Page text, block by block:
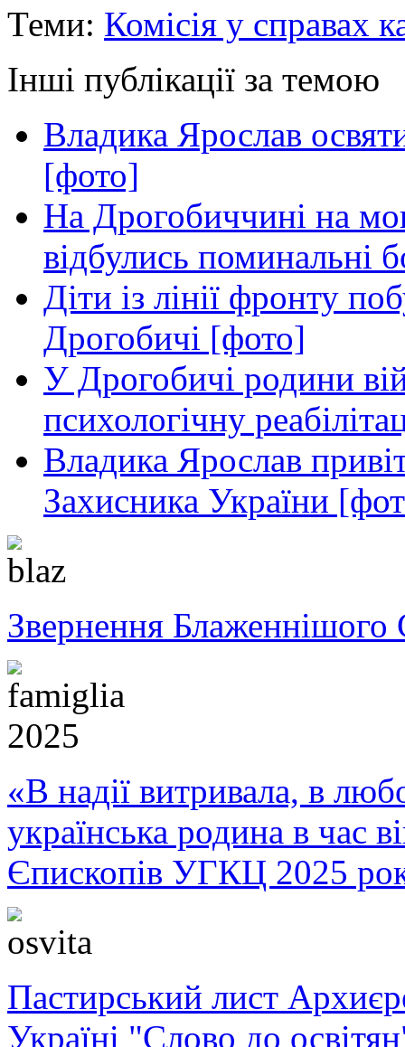
Теми: Комісія у справах
Інші публікації за темою
Владика Ярослав
[фото]
На Дрогобиччині на
відбулись поминальні
Діти із лінії фронту
Дрогобичі [фото]
У Дрогобичі родини
психологічну
Владика Ярослав
Захисника України
Звернення Блаженнішого
«В надії витривала, в
українська родина в час
Єпископів УГКЦ 2025
Пастирський лист
Україні "Слово до